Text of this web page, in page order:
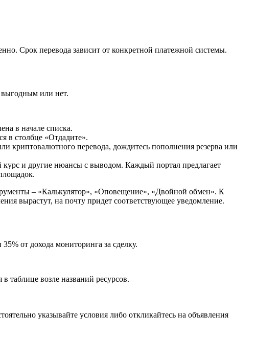
Срок перевода зависит от конкретной платежной системы.
выгодным или нет.
в начале списка.
в столбце «Отдадите».
криптовалютного перевода, дождитесь пополнения резерва или
и другие нюансы с выводом. Каждый портал предлагает
– «Калькулятор», «Оповещение», «Двойной обмен». К
вырастут, на почту придет соответствующее уведомление.
от дохода мониторинга за сделку.
возле названий ресурсов.
указывайте условия либо откликайтесь на объявления